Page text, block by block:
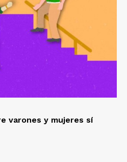
varones y mujeres sí